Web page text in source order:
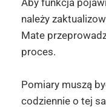
należy
Mate
proces.
Pomiary muszą
codziennie o tej